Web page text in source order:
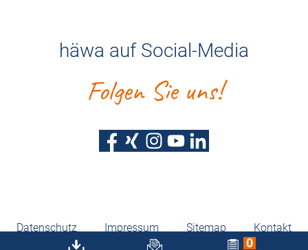
0
häwa auf Social-Media
Folgen Sie uns!
Datenschutz Impressum Sitemap
Kontakt
Barrierefreiheitserklärung